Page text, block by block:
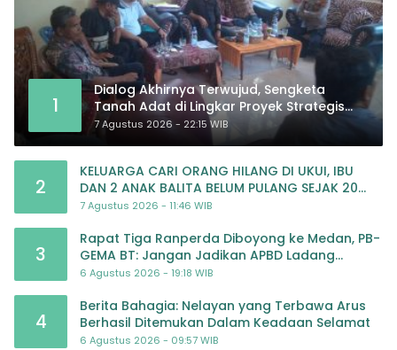
1
Dialog Akhirnya Terwujud, Sengketa
Tanah Adat di Lingkar Proyek Strategis
Nasional Memasuki Babak Baru
7 Agustus 2026 - 22:15 WIB
2
KELUARGA CARI ORANG HILANG DI UKUI, IBU
DAN 2 ANAK BALITA BELUM PULANG SEJAK 20
JULI 2026
7 Agustus 2026 - 11:46 WIB
3
Rapat Tiga Ranperda Diboyong ke Medan, PB-
GEMA BT: Jangan Jadikan APBD Ladang
Pembiayaan yang Tak Perlu
6 Agustus 2026 - 19:18 WIB
4
Berita Bahagia: Nelayan yang Terbawa Arus
Berhasil Ditemukan Dalam Keadaan Selamat
6 Agustus 2026 - 09:57 WIB